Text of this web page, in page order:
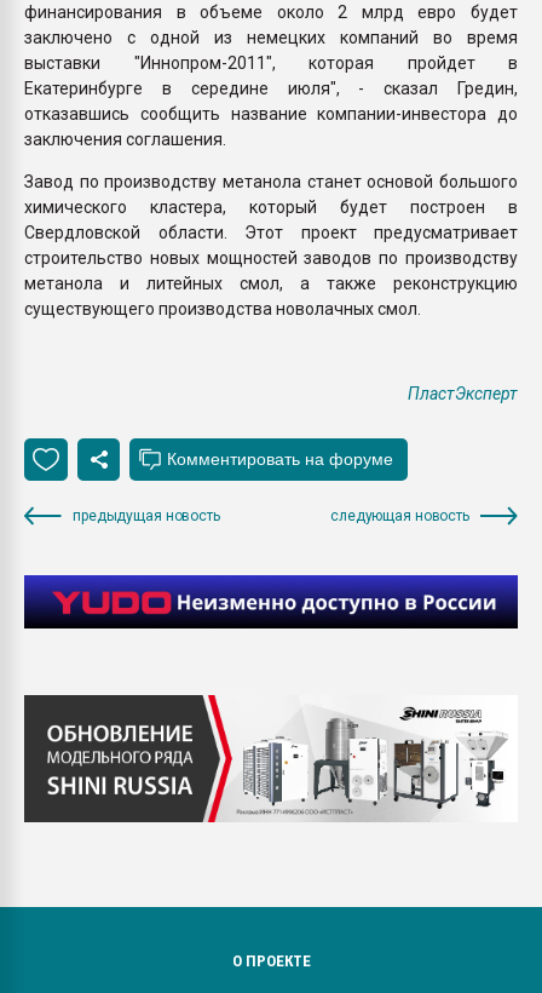
финансирования в объеме около 2 млрд евро будет
заключено с одной из немецких компаний во время
выставки "Иннопром-2011", которая пройдет в
Екатеринбурге в середине июля", - сказал Гредин,
отказавшись сообщить название компании-инвестора до
заключения соглашения.
Завод по производству метанола станет основой большого
химического кластера, который будет построен в
Свердловской области. Этот проект предусматривает
строительство новых мощностей заводов по производству
метанола и литейных смол, а также реконструкцию
существующего производства новолачных смол.
ПластЭксперт
предыдущая новость следующая новость
О ПРОЕКТЕ